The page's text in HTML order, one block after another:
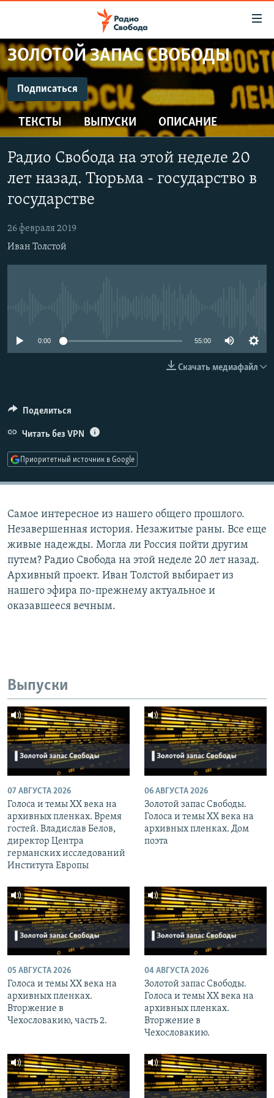
упрощенного
доступа
Вернуться
к
основному
содержанию
Вернутся
главной
навигации
поиску
ПРОГРАММЫ
ПОДКАСТЫ
АВТОРСКИЕ ПРОЕКТЫ
ЦИТАТЫ СВОБОДЫ
МНЕНИЯ
КУЛЬТУРА
IDEL.РЕАЛИИ
СЕВЕР.РЕАЛИИ
СИБИРЬ.РЕАЛИИ
СОЦИАЛЬНЫЕ СЕТИ
ЗОЛОТОЙ ЗАПАС СВОБОДЫ
Подписаться
ПОДПИСАТЬСЯ
Подписаться
ТЕКСТЫ ВЫПУСКИ ОПИСАНИЕ
Радио Свобода на этой неделе 20
лет назад. Тюрьма - государство в
государстве
26 февраля 2019
Иван Толстой
0:00 55:00
Скачать медиафайл
Поделиться
Читать без VPN
Приоритетный источник в Google
Самое интересное из нашего общего прошлого.
Незавершенная история. Незажитые раны. Все еще
живые надежды. Могла ли Россия пойти другим
путем? Радио Свобода на этой неделе 20 лет назад.
Архивный проект. Иван Толстой выбирает из
нашего эфира по-прежнему актуальное и
оказавшееся вечным.
Выпуски
07 АВГУСТА 2026
Голоса и темы XX века на
архивных пленках. Время
гостей. Владислав Белов,
директор Центра
германских исследований
Института Европы
06 АВГУСТА 2026
Золотой запас Свободы.
Голоса и темы XX века на
архивных пленках. Дом
поэта
05 АВГУСТА 2026
Голоса и темы XX века на
архивных пленках.
Вторжение в
Чехословакию, часть 2.
04 АВГУСТА 2026
Золотой запас Свободы.
Голоса и темы XX века на
архивных пленках.
Вторжение в
Чехословакию.